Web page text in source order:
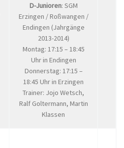
D-Junioren: SGM
Erzingen / Roßwangen /
Endingen (Jahrgänge
2013-2014)
Montag: 17:15 – 18:45
Uhr in Endingen
Donnerstag: 17:15 –
18:45 Uhr in Erzingen
Trainer: Jojo Wetsch,
Ralf Goltermann, Martin
Klassen